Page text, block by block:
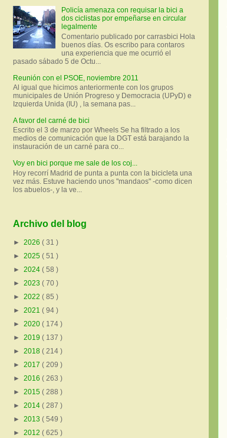
Policía amenaza con requisar la bici a
dos ciclistas por empeñarse en circular
legalmente
Comentario publicado por carrasbici Hola
buenos días. Os escribo para contaros
una experiencia que me ocurrió el
pasado sábado 5 de Octu...
Reunión con el PSOE, noviembre 2011
Al igual que hicimos anteriormente con los grupos
municipales de Unión Progreso y Democracia (UPyD) e
Izquierda Unida (IU) , la semana pas...
A favor del carné de bici
Escrito el 3 de marzo por Wheels Se ha filtrado a los
medios de comunicación que la DGT está barajando la
instauración de un carné para co...
Voy en bici porque me sale de los coj...
Hoy recorrí Madrid de punta a punta con la bicicleta una
vez más. Estuve haciendo unos "mandaos" -como dicen
los abuelos-, y la ve...
Archivo del blog
► 2026 ( 31 )
► 2025 ( 51 )
► 2024 ( 58 )
► 2023 ( 70 )
► 2022 ( 85 )
► 2021 ( 94 )
► 2020 ( 174 )
► 2019 ( 137 )
► 2018 ( 214 )
► 2017 ( 209 )
► 2016 ( 263 )
► 2015 ( 288 )
► 2014 ( 287 )
► 2013 ( 549 )
► 2012 ( 625 )